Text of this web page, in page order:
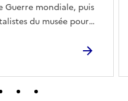
Guerre mondiale, puis
du musée pour